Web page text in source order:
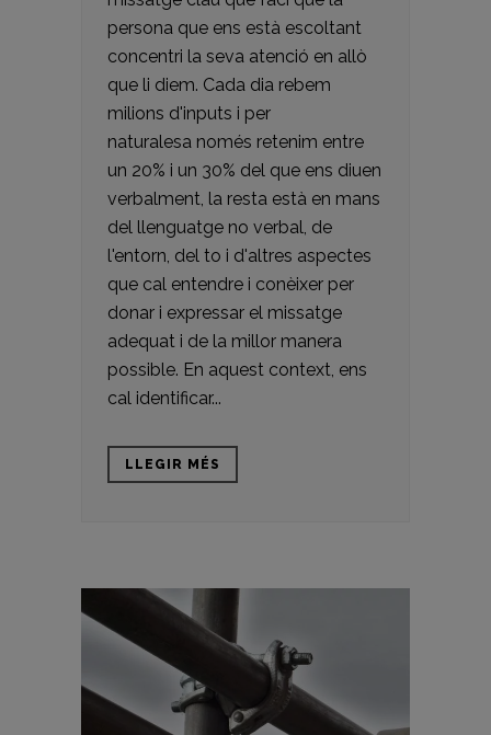
persona que ens està escoltant
concentri la seva atenció en allò
que li diem. Cada dia rebem
milions d'inputs i per
naturalesa només retenim entre
un 20% i un 30% del que ens diuen
verbalment, la resta està en mans
del llenguatge no verbal, de
l'entorn, del to i d'altres aspectes
que cal entendre i conèixer per
donar i expressar el missatge
adequat i de la millor manera
possible. En aquest context, ens
cal identificar...
LLEGIR MÉS